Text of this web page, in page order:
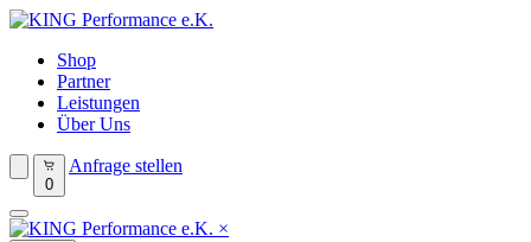
Shop
Partner
Leistungen
Über Uns
0
Anfrage stellen
×